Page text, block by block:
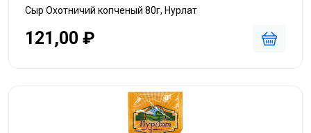
Сыр Охотничий копченый 80г, Нурлат
121,00 ₽